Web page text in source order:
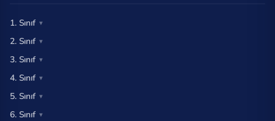
1. Sınıf
2. Sınıf
3. Sınıf
4. Sınıf
5. Sınıf
6. Sınıf